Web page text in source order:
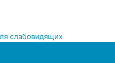
слабовидящих